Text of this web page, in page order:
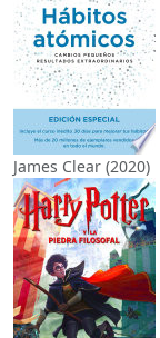
James Clear (2020)